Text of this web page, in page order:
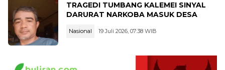
TRAGEDI TUMBANG KALEMEI SINYAL
DARURAT NARKOBA MASUK DESA
Nasional 19 Juli 2026, 07:38 WIB